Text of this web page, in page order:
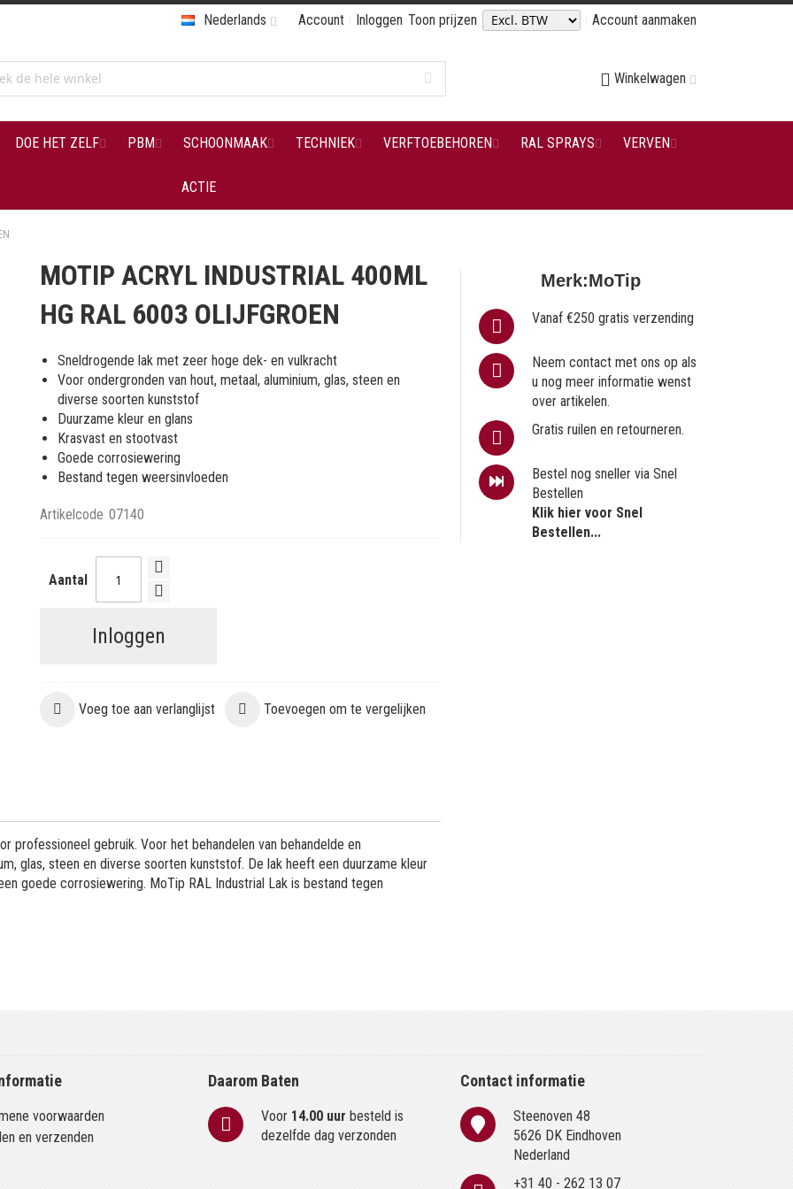
Account Inloggen Toon prijzen Account aanmaken
Nederlands
Winkelwagen
DOE HET ZELF PBM SCHOONMAAK TECHNIEK VERFTOEBEHOREN RAL SPRAYS VERVEN
ACTIE
MOTIP ACRYL INDUSTRIAL 400ML
HG RAL 6003 OLIJFGROEN
Sneldrogende lak met zeer hoge dek- en vulkracht
Voor ondergronden van hout, metaal, aluminium, glas, steen en
diverse soorten kunststof
Duurzame kleur en glans
Krasvast en stootvast
Goede corrosiewering
Bestand tegen weersinvloeden
Artikelcode 07140
Aantal
Inloggen
Voeg toe aan verlanglijst Toevoegen om te vergelijken
Merk:MoTip
Vanaf €250 gratis verzending
Neem contact met ons op als
u nog meer informatie wenst
over artikelen.
Gratis ruilen en retourneren.
Bestel nog sneller via Snel
Bestellen
Klik hier voor Snel
Bestellen...
professioneel gebruik. Voor het behandelen van behandelde en
glas, steen en diverse soorten kunststof. De lak heeft een duurzame kleur
goede corrosiewering. MoTip RAL Industrial Lak is bestand tegen
voorwaarden
en verzenden
Daarom Baten
Voor 14.00 uur besteld is
dezelfde dag verzonden
Contact informatie
Steenoven 48
5626 DK Eindhoven
Nederland
+31 40 - 262 13 07